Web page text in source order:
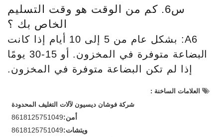
س6. كم من الوقت هو وقت التسليم
الخاص بك ؟
A6: بشكل عام من 5 إلى 10 أيام إذا كانت
البضاعة متوفرة في المخزون. أو 15-30 يومًا
إذا لم تكن البضاعة متوفرة في المخزون.
العلامات الساخنة :
شركة فوشان ديسيون لآلات التغليف المحدودة
أمن:8618125751049
ويتشات:8618125751049